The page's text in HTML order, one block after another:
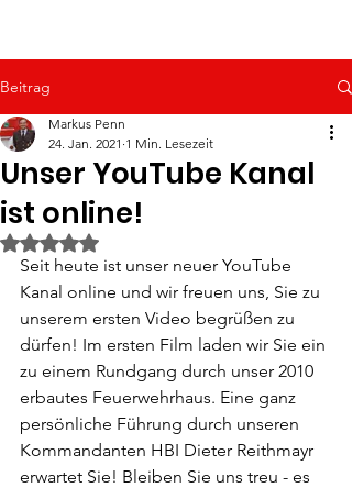
Beitrag
Unser YouTube Kanal
ist online!
Markus Penn
24. Jan. 2021 1 Min. Lesezeit
Mit NaN von 5 Sternen bewertet.
Seit heute ist unser neuer YouTube
Kanal online und wir freuen uns, Sie zu
unserem ersten Video begrüßen zu
dürfen! Im ersten Film laden wir Sie ein
zu einem Rundgang durch unser 2010
erbautes Feuerwehrhaus. Eine ganz
persönliche Führung durch unseren
Kommandanten HBI Dieter Reithmayr
erwartet Sie! Bleiben Sie uns treu - es